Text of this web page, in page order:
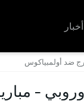
أخبار
ضد أولمبياكوس
-